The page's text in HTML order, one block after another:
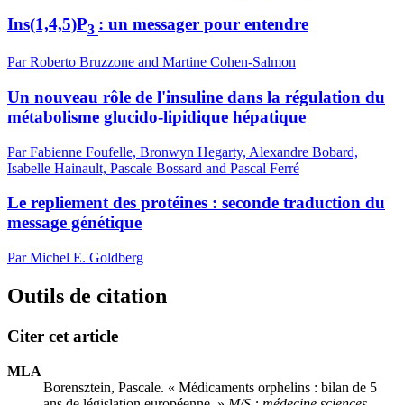
Ins(1,4,5)P3 : un messager pour entendre
Par Roberto Bruzzone and Martine Cohen-Salmon
Un nouveau rôle de l'insuline dans la régulation du
métabolisme glucido-lipidique hépatique
Par Fabienne Foufelle, Bronwyn Hegarty, Alexandre Bobard,
Isabelle Hainault, Pascale Bossard and Pascal Ferré
Le repliement des protéines : seconde traduction du
message génétique
Par Michel E. Goldberg
Outils de citation
Citer cet article
MLA
Borensztein, Pascale. « Médicaments orphelins : bilan de 5